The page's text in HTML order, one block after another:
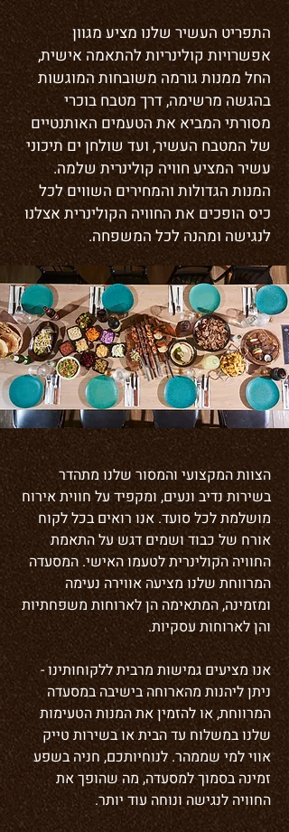
התפריט העשיר שלנו מציע מגוון
אפשרויות קולינריות להתאמה אישית,
החל ממנות גורמה משובחות המוגשות
בהגשה מרשימה, דרך מטבח בוכרי
מסורתי המביא את הטעמים האותנטיים
של המטבח העשיר, ועד שולחן ים תיכוני
עשיר המציע חוויה קולינרית שלמה.
המנות הגדולות והמחירים השווים לכל
כיס הופכים את החוויה הקולינרית אצלנו
לנגישה ומהנה לכל המשפחה.
הצוות המקצועי והמסור שלנו מתהדר
בשירות נדיב ונעים, ומקפיד על חווית אירוח
מושלמת לכל סועד. אנו רואים בכל לקוח
אורח של כבוד ושמים דגש על התאמת
החוויה הקולינרית לטעמו האישי. המסעדה
המרווחת שלנו מציעה אווירה נעימה
ומזמינה, המתאימה הן לארוחות משפחתיות
והן לארוחות עסקיות.
אנו מציעים גמישות מרבית ללקוחותינו -
ניתן ליהנות מהארוחה בישיבה במסעדה
המרווחת, או להזמין את המנות הטעימות
שלנו במשלוח עד הבית או בשירות טייק
אווי למי שממהר. לנוחיותכם, חניה בשפע
זמינה בסמוך למסעדה, מה שהופך את
החוויה לנגישה ונוחה עוד יותר.